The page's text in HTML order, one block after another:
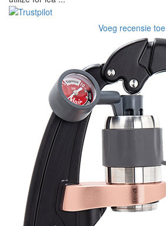
Voeg recensie toe